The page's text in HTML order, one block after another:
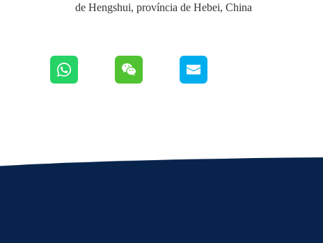
de Hengshui, província de Hebei, China